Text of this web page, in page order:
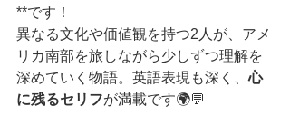
**です！
異なる文化や価値観を持つ2人が、アメ
リカ南部を旅しながら少しずつ理解を
深めていく物語。英語表現も深く、心
に残るセリフが満載です🌍💬